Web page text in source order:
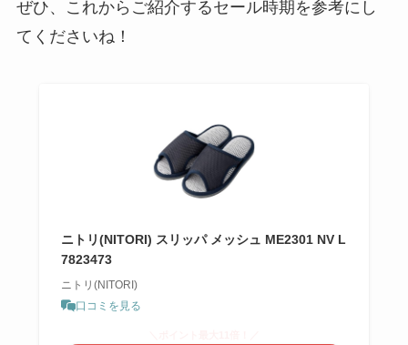
ぜひ、これからご紹介するセール時期を参考にし
てくださいね！
ニトリ(NITORI) スリッパ メッシュ ME2301 NV L
7823473
ニトリ(NITORI)
口コミを見る